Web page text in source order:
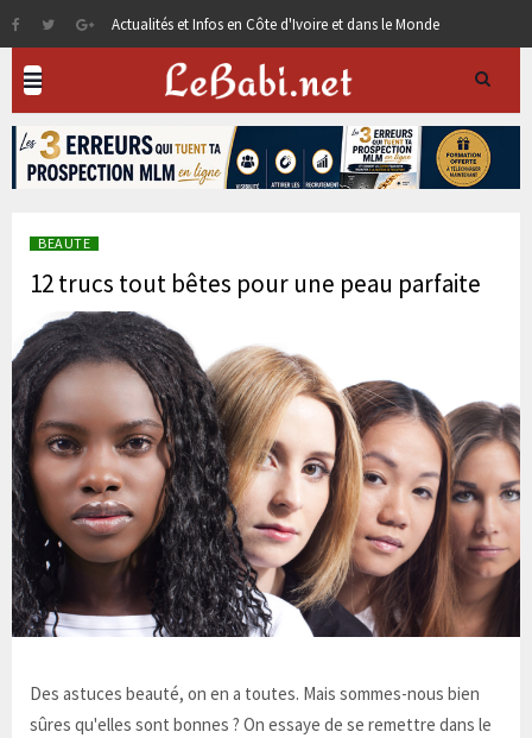
Actualités et Infos en Côte d'Ivoire et dans le Monde
BEAUTE
12 trucs tout bêtes pour une peau parfaite
Des astuces beauté, on en a toutes. Mais sommes-nous bien
sûres qu'elles sont bonnes ? On essaye de se remettre dans le